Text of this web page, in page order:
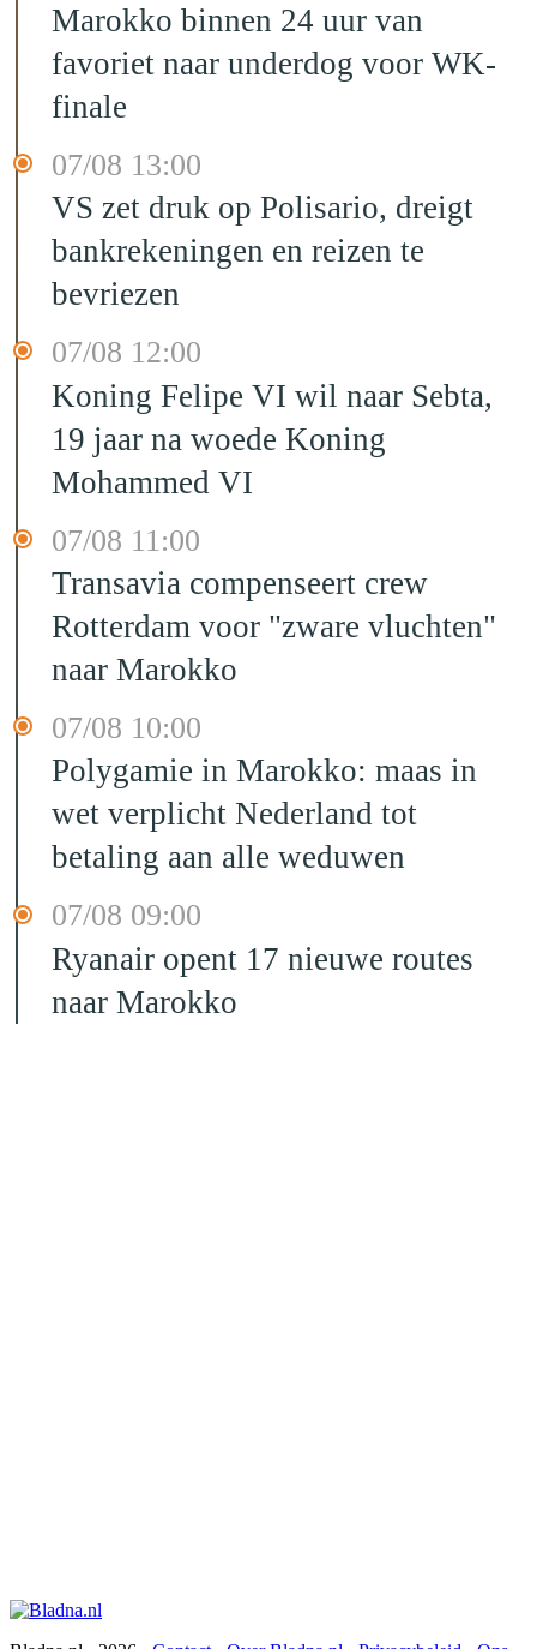
Marokko binnen 24 uur van
favoriet naar underdog voor WK-
finale
07/08 13:00
VS zet druk op Polisario, dreigt
bankrekeningen en reizen te
bevriezen
07/08 12:00
Koning Felipe VI wil naar Sebta,
19 jaar na woede Koning
Mohammed VI
07/08 11:00
Transavia compenseert crew
Rotterdam voor "zware vluchten"
naar Marokko
07/08 10:00
Polygamie in Marokko: maas in
wet verplicht Nederland tot
betaling aan alle weduwen
07/08 09:00
Ryanair opent 17 nieuwe routes
naar Marokko